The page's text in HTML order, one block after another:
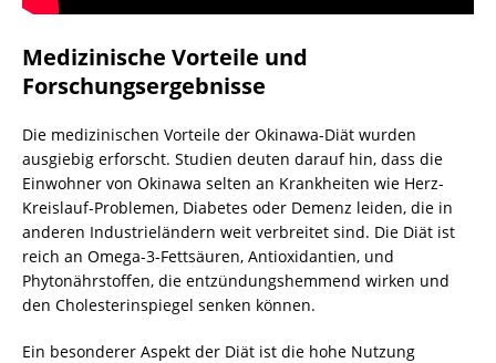
Medizinische Vorteile und
Forschungsergebnisse
Die medizinischen Vorteile der Okinawa-Diät wurden
ausgiebig erforscht. Studien deuten darauf hin, dass die
Einwohner von Okinawa selten an Krankheiten wie Herz-
Kreislauf-Problemen, Diabetes oder Demenz leiden, die in
anderen Industrieländern weit verbreitet sind. Die Diät ist
reich an Omega-3-Fettsäuren, Antioxidantien, und
Phytonährstoffen, die entzündungshemmend wirken und
den Cholesterinspiegel senken können.
Ein besonderer Aspekt der Diät ist die hohe Nutzung